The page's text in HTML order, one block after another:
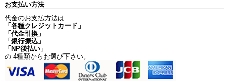
お支払い方法
代金のお支払方法は
「各種クレジットカード」
「代金引換」
「銀行振込」
「NP後払い」
の 4種類からお選び下さい。